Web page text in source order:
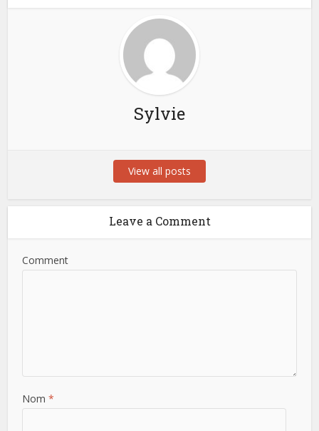
Sylvie
View all posts
Leave a Comment
Comment
Nom*